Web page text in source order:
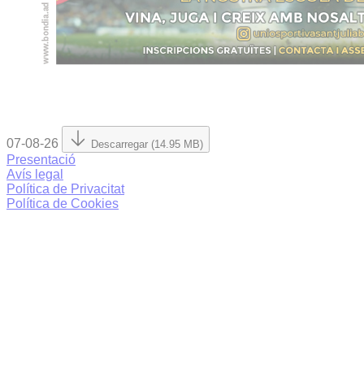
07-08-26 Descarregar (14.95 MB)
Presentació
Avís legal
Política de Privacitat
Política de Cookies